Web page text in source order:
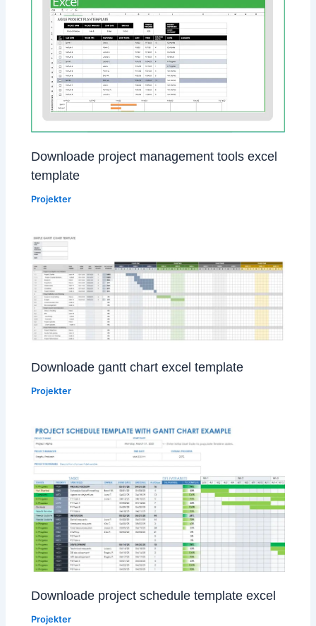
Downloade project management tools excel
template
Projekter
Downloade gantt chart excel template
Projekter
Downloade project schedule template excel
Projekter